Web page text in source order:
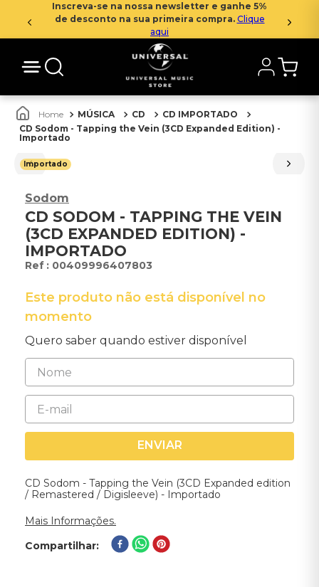
Inscreva-se na nossa newsletter e ganhe 5%
de desconto na sua primeira compra. Clique
aqui
MÚSICA CD
CD IMPORTADO
CD Sodom - Tapping the Vein (3CD Expanded Edition) -
Importado
Importado
Sodom
CD SODOM - TAPPING THE VEIN
(3CD EXPANDED EDITION) -
IMPORTADO
: 00409996407803
Este produto não está disponível no
momento
Quero saber quando estiver disponível
ENVIAR
CD Sodom - Tapping the Vein (3CD Expanded edition
/ Remastered / Digisleeve) - Importado
Mais Informações.
Compartilhar